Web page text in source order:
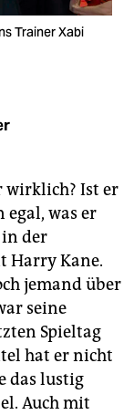
Trainer Xabi
wirklich? Ist er
egal, was er
in der
Harry Kane.
jemand über
seine
Spieltag
hat er nicht
das lustig
Auch mit